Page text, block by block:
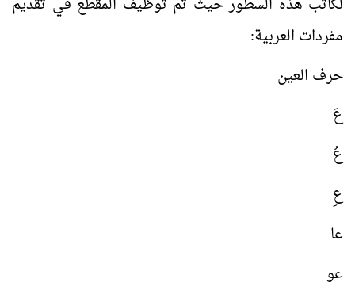
مفردات العربية:
حرف العين
عَ
عُ
عِ
عا
عو